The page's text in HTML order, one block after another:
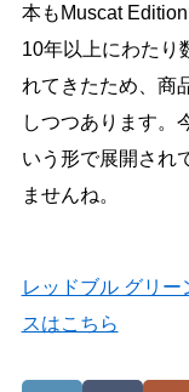
本もMuscat
10年以上にわたり
れてきたため、商
しつつあります。
いう形で展開され
ませんね。
レッドブル グリ
スはこちら